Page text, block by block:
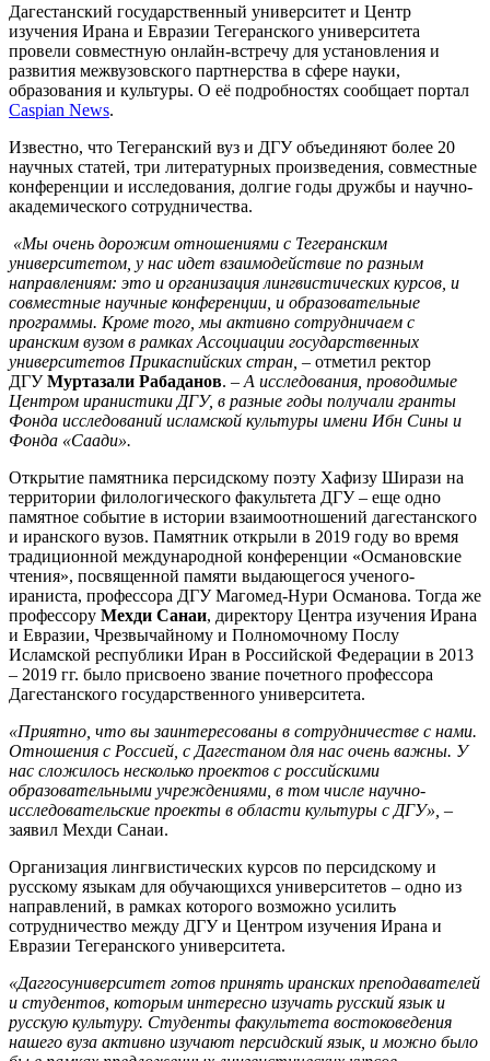
Дагестанский государственный университет и Центр
изучения Ирана и Евразии Тегеранского университета
провели совместную онлайн-встречу для установления и
развития межвузовского партнерства в сфере науки,
образования и культуры. О её подробностях сообщает портал
Caspian News.
Известно, что Тегеранский вуз и ДГУ объединяют более 20
научных статей, три литературных произведения, совместные
конференции и исследования, долгие годы дружбы и научно-
академического сотрудничества.
«Мы очень дорожим отношениями с Тегеранским
университетом, у нас идет взаимодействие по разным
направлениям: это и организация лингвистических курсов, и
совместные научные конференции, и образовательные
программы. Кроме того, мы активно сотрудничаем с
иранским вузом в рамках Ассоциации государственных
университетов Прикаспийских стран, – отметил ректор
ДГУМуртазали Рабаданов. – А исследования, проводимые
Центром иранистики ДГУ, в разные годы получали гранты
Фонда исследований исламской культуры имени Ибн Сины и
Фонда «Саади».
Открытие памятника персидскому поэту Хафизу Ширази на
территории филологического факультета ДГУ – еще одно
памятное событие в истории взаимоотношений дагестанского
и иранского вузов. Памятник открыли в 2019 году во время
традиционной международной конференции «Османовские
чтения», посвященной памяти выдающегося ученого-
ираниста, профессора ДГУ Магомед-Нури Османова. Тогда же
профессору Мехди Санаи, директору Центра изучения Ирана
и Евразии, Чрезвычайному и Полномочному Послу
Исламской республики Иран в Российской Федерации в 2013
– 2019 гг. было присвоено звание почетного профессора
Дагестанского государственного университета.
«Приятно, что вы заинтересованы в сотрудничестве с нами.
Отношения с Россией, с Дагестаном для нас очень важны. У
нас сложилось несколько проектов с российскими
образовательными учреждениями, в том числе научно-
исследовательские проекты в области культуры с ДГУ», –
заявил Мехди Санаи.
Организация лингвистических курсов по персидскому и
русскому языкам для обучающихся университетов – одно из
направлений, в рамках которого возможно усилить
сотрудничество между ДГУ и Центром изучения Ирана и
Евразии Тегеранского университета.
«Даггосуниверситет готов принять иранских преподавателей
и студентов, которым интересно изучать русский язык и
русскую культуру. Студенты факультета востоковедения
нашего вуза активно изучают персидский язык, и можно было